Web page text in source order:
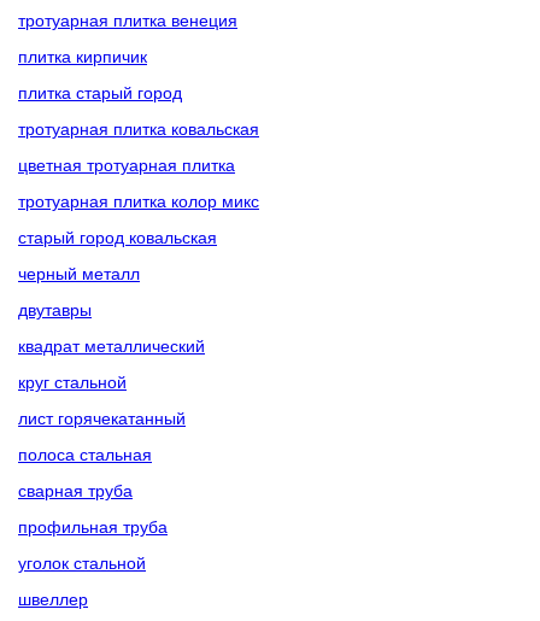
тротуарная плитка венеция
плитка кирпичик
плитка старый город
тротуарная плитка ковальская
цветная тротуарная плитка
тротуарная плитка колор микс
старый город ковальская
черный металл
двутавры
квадрат металлический
круг стальной
лист горячекатанный
полоса стальная
сварная труба
профильная труба
уголок стальной
швеллер